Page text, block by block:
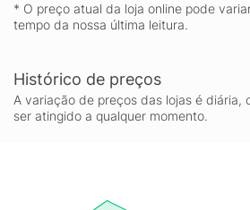
* O preço atual da loja online pode
tempo da nossa última leitura.
Histórico de preços
A variação de preços das lojas é diária,
ser atingido a qualquer momento.